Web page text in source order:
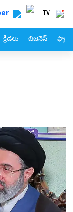
TV
క్రీడలు బిజినెస్